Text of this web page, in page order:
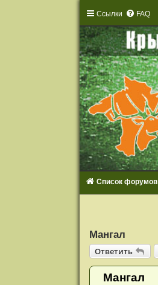
Ссылки FAQ
Список форумов
и
с
т
р
а
ц
Мангал
Ответить
Ответить
Мангал